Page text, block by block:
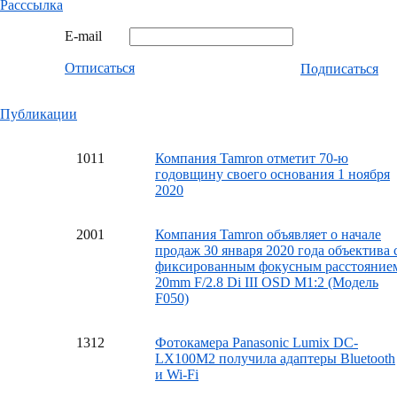
Расссылка
E-mail
Отписаться Подписаться
Публикации
1011
Компания Tamron отметит 70-ю
годовщину своего основания 1 ноября
2020
2001
Компания Tamron объявляет о начале
продаж 30 января 2020 года объектива
фиксированным фокусным
20mm F/2.8 Di III OSD M1:2 (Модель
F050)
1312
Фотокамера Panasonic Lumix DC-
LX100M2 получила адаптеры Bluetooth
и Wi-Fi